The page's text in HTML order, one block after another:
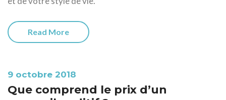
Read More
9 octobre 2018
Que comprend le prix d’un